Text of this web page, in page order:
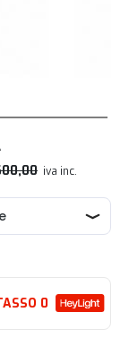
iva inc.
0